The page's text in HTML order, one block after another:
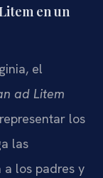
en un
el
ad Litem
los
las
a los padres y